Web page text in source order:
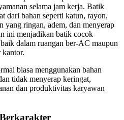
selama jam kerja. Batik
dari bahan seperti katun, rayon,
yang ringan, adem, dan menyerap
ini menjadikan batik cocok
dalam ruangan ber-AC maupun
kantor.
biasa menggunakan bahan
tidak menyerap keringat,
dan produktivitas karyawan